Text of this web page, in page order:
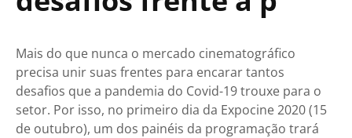
Mais do que nunca o mercado cinematográfico
precisa unir suas frentes para encarar tantos
desafios que a pandemia do Covid-19 trouxe para o
setor. Por isso, no primeiro dia da Expocine 2020 (15
de outubro), um dos painéis da programação trará